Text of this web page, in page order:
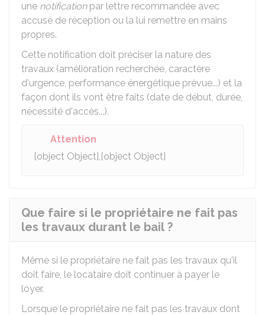
une notificationpar lettre recommandée avec
accusé de réception ou la lui remettre en mains
propres.
Cette notification doit préciser la nature des
travaux (amélioration recherchée, caractère
d'urgence, performance énergétique prévue...) et la
façon dont ils vont être faits (date de début, durée,
nécessité d'accès...).
Attention
[object Object],[object Object]
Que faire si le propriétaire ne fait pas
les travaux durant le bail ?
Même si le propriétaire ne fait pas les travaux qu'il
doit faire, le locataire doit continuer à payer le
loyer.
Lorsque le propriétaire ne fait pas les travaux dont